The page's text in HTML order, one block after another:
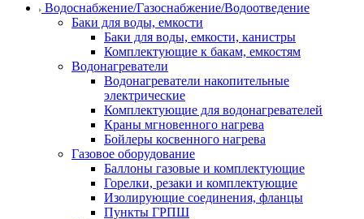
Водоснабжение/Газоснабжение/Водоотведение
Баки для воды, емкости
Баки для воды, емкости, канистры
Комплектующие к бакам, емкостям
Водонагреватели
Водонагреватели накопительные
электрические
Комплектующие для водонагревателей
Краны мгновенного нагрева
Бойлеры косвенного нагрева
Газовое оборудование
Баллоны газовые и комплектующие
Горелки, резаки и комплектующие
Изолирующие соединения, фланцы
Пункты ГРПШ